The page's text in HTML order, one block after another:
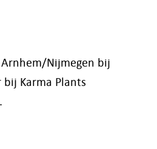
Nijmegen bij
Karma Plants